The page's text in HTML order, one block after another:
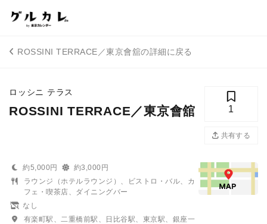
ROSSINI TERRACE／東京會舘の詳細に戻る
ロッシニ テラス
ROSSINI TERRACE／東京會舘 1
共有する
約5,000円
約3,000円
ラウンジ（ホテルラウンジ）、ビストロ・バル、カ
フェ・喫茶店、ダイニングバー
なし
有楽町駅、二重橋前駅、日比谷駅、東京駅、銀座一